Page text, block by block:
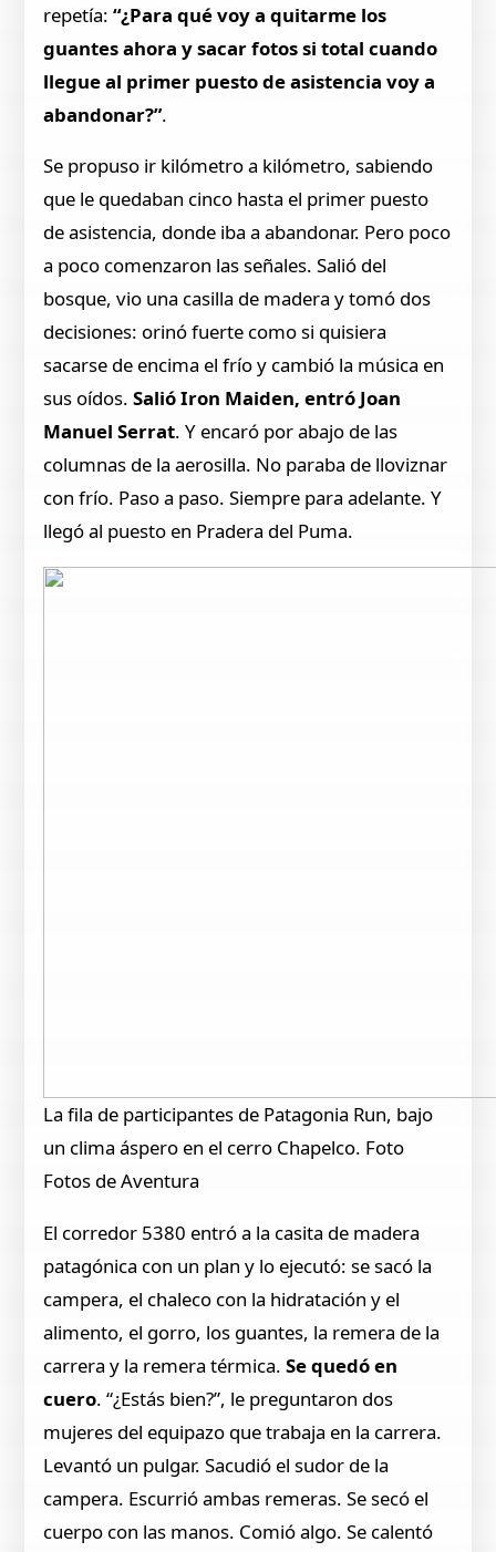
repetía:“¿Para qué voy a quitarme los
guantes ahora y sacar fotos si total cuando
llegue al primer puesto de asistencia voy a
abandonar?”.
Se propuso ir kilómetro a kilómetro, sabiendo
que le quedaban cinco hasta el primer puesto
de asistencia, donde iba a abandonar. Pero poco
a poco comenzaron las señales. Salió del
bosque, vio una casilla de madera y tomó dos
decisiones: orinó fuerte como si quisiera
sacarse de encima el frío y cambió la música en
sus oídos.Salió Iron Maiden, entró Joan
Manuel Serrat. Y encaró por abajo de las
columnas de la aerosilla. No paraba de lloviznar
con frío. Paso a paso. Siempre para adelante. Y
llegó al puesto en Pradera del Puma.
La fila de participantes de Patagonia Run, bajo
un clima áspero en el cerro Chapelco. Foto
Fotos de Aventura
El corredor 5380 entró a la casita de madera
patagónica con un plan y lo ejecutó: se sacó la
campera, el chaleco con la hidratación y el
alimento, el gorro, los guantes, la remera de la
carrera y la remera térmica. Se quedó en
cuero. “¿Estás bien?”, le preguntaron dos
mujeres del equipazo que trabaja en la carrera.
Levantó un pulgar. Sacudió el sudor de la
campera. Escurrió ambas remeras. Se secó el
cuerpo con las manos. Comió algo. Se calentó